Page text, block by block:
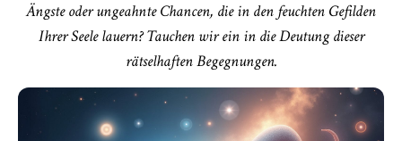
Ängste oder ungeahnte Chancen, die in den feuchten Gefilden
Ihrer Seele lauern? Tauchen wir ein in die Deutung dieser
rätselhaften Begegnungen.